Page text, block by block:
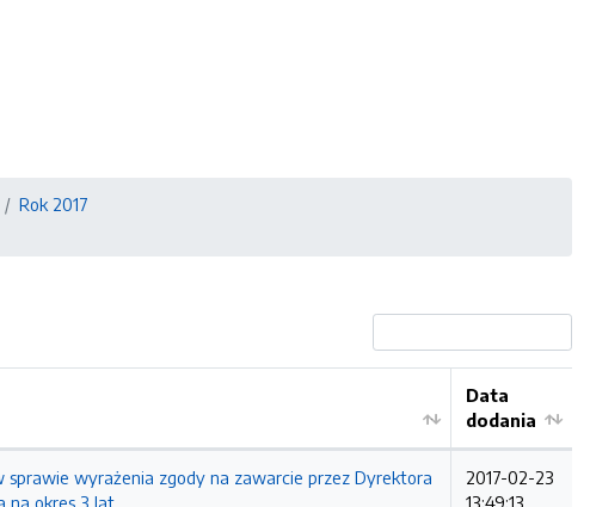
Rok 2017
Data
dodania
sprawie wyrażenia zgody na zawarcie przez Dyrektora
na okres 3 lat
2017-02-23
13:49:13